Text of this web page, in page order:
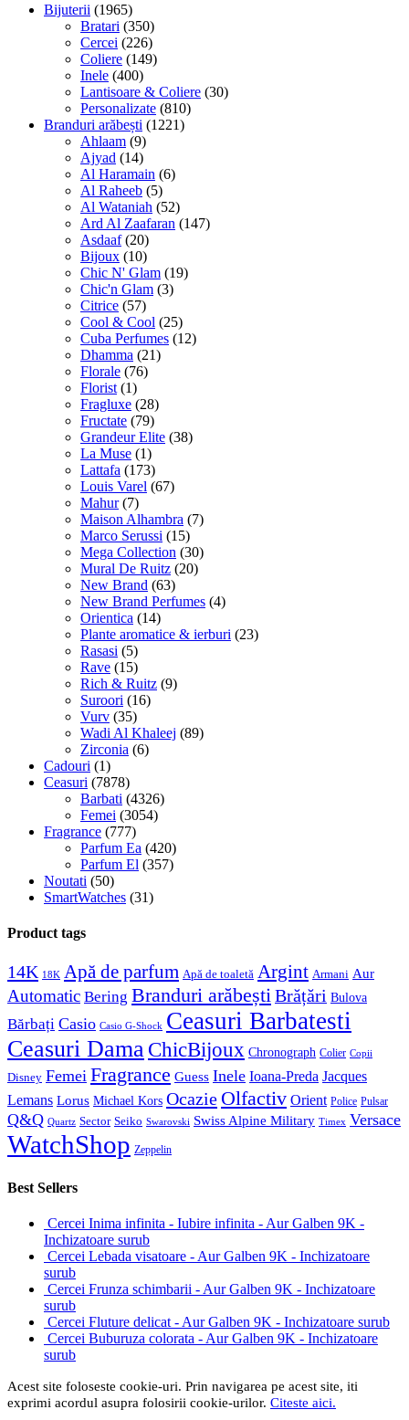
Bijuterii (1965)
Bratari (350)
Cercei (226)
Coliere (149)
Inele (400)
Lantisoare & Coliere (30)
Personalizate (810)
Branduri arăbești (1221)
Ahlaam (9)
Ajyad (14)
Al Haramain (6)
Al Raheeb (5)
Al Wataniah (52)
Ard Al Zaafaran (147)
Asdaaf (20)
Bijoux (10)
Chic N' Glam (19)
Chic'n Glam (3)
Citrice (57)
Cool & Cool (25)
Cuba Perfumes (12)
Dhamma (21)
Florale (76)
Florist (1)
Fragluxe (28)
Fructate (79)
Grandeur Elite (38)
La Muse (1)
Lattafa (173)
Louis Varel (67)
Mahur (7)
Maison Alhambra (7)
Marco Serussi (15)
Mega Collection (30)
Mural De Ruitz (20)
New Brand (63)
New Brand Perfumes (4)
Orientica (14)
Plante aromatice & ierburi (23)
Rasasi (5)
Rave (15)
Rich & Ruitz (9)
Suroori (16)
Vurv (35)
Wadi Al Khaleej (89)
Zirconia (6)
Cadouri (1)
Ceasuri (7878)
Barbati (4326)
Femei (3054)
Fragrance (777)
Parfum Ea (420)
Parfum El (357)
Noutati (50)
SmartWatches (31)
Product tags
14K 18K Apă de parfum Apă de toaletă Argint Armani Aur
Automatic Bering Branduri arăbeștiBrățări Bulova
Bărbați Casio Casio G-Shock Ceasuri Barbatesti
Ceasuri DamaChicBijoux Chronograph Colier Copii
Disney Femei Fragrance Guess Inele Ioana-Preda Jacques
Lemans Lorus Michael Kors Ocazie Olfactiv Orient Police Pulsar
Q&Q Quartz Sector Seiko Swarovski Swiss Alpine Military Timex Versace
WatchShop Zeppelin
Best Sellers
Cercei Inima infinita - Iubire infinita - Aur Galben 9K -
Inchizatoare surub
Cercei Lebada visatoare - Aur Galben 9K - Inchizatoare
surub
Cercei Frunza schimbarii - Aur Galben 9K - Inchizatoare
surub
Cercei Fluture delicat - Aur Galben 9K - Inchizatoare surub
Cercei Buburuza colorata - Aur Galben 9K - Inchizatoare
surub
Acest site foloseste cookie-uri. Prin navigarea pe acest site, iti
exprimi acordul asupra folosirii cookie-urilor. Citeste aici.